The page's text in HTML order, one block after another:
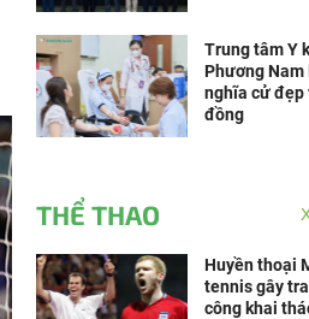
Trung tâm Y
Phương Nam
nghĩa cử đẹp
đồng
THỂ THAO
Huyền thoại
tennis gây
công khai